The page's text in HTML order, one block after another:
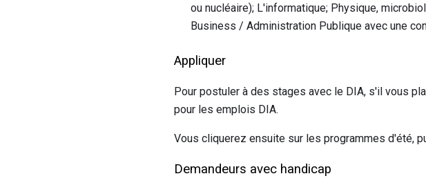
ou nucléaire); L'informatique; Physique,
Business / Administration Publique avec une
Appliquer
Pour postuler à des stages avec le DIA, s'il vous
pour les emplois DIA.
Vous cliquerez ensuite sur les programmes d'été,
Demandeurs avec handicap